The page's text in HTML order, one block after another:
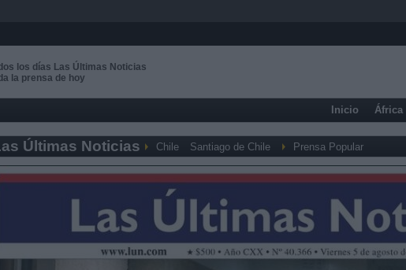
los días Las Últimas Noticias
la prensa de hoy
Inicio África
Últimas Noticias Chile Santiago de Chile Prensa Popular